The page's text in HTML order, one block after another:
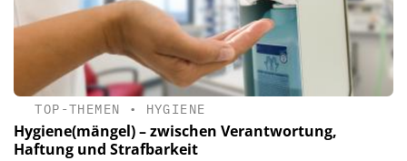
TOP-THEMEN • HYGIENE
Hygiene(mängel) – zwischen Verantwortung,
Haftung und Strafbarkeit